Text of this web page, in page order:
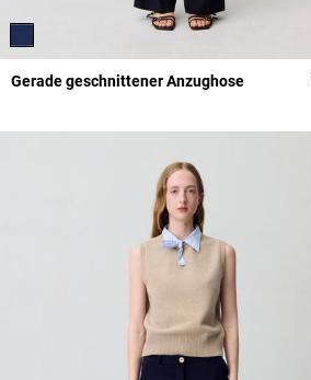
Gerade geschnittener Anzughose